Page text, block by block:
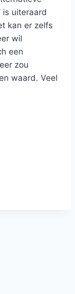
is uiteraard
kan er zelfs
wil
een
zou
waard. Veel